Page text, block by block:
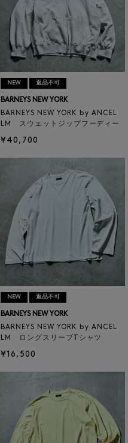
NEW 返品不可
BARNEYS NEW YORK
BARNEYS NEW YORK by ANCEL
LM スウェットジップフーディー
¥40,700
NEW 返品不可
BARNEYS NEW YORK
BARNEYS NEW YORK by ANCEL
LM ロングスリーブTシャツ
¥16,500